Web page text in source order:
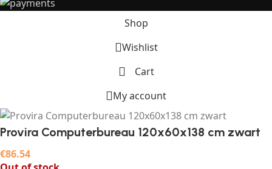
Shop
Wishlist
Cart
My account
Provira Computerbureau 120x60x138 cm zwart
€86.54